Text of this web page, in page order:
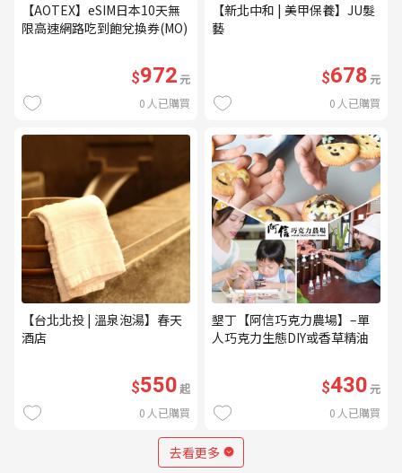
【AOTEX】eSIM日本10天無
限高速網路吃到飽兌換券(MO)
$972元
0 人已購買
【新北中和 | 美甲保養】JU髮
藝
$678元
0 人已購買
【台北北投 | 溫泉泡湯】春天
酒店
$550起
0 人已購買
墾丁【阿信巧克力農場】–單
人巧克力生態DIY或香草精油
$430元
0 人已購買
去看更多